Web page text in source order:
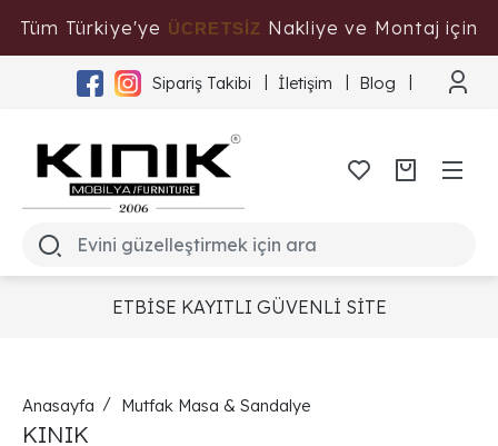
Tüm Türkiye'ye ÜCRETSİZ Nakliye ve Montaj için
Tıklayınız
Sipariş Takibi İletişim Blog
ETBİSE KAYITLI GÜVENLİ SİTE
Anasayfa Mutfak Masa & Sandalye
KINIK